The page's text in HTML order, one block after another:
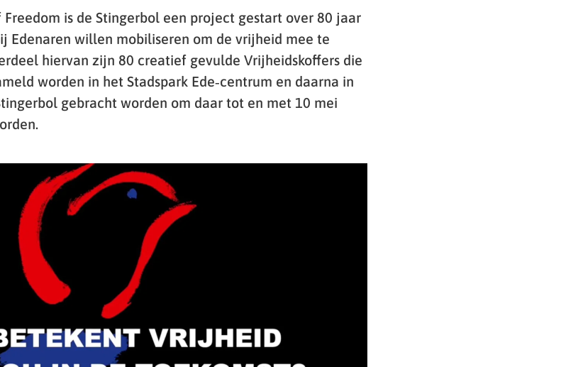
is de Stingerbol een project gestart over 80 jaar
Edenaren willen mobiliseren om de vrijheid mee te
hiervan zijn 80 creatief gevulde Vrijheidskoffers die
worden in het Stadspark Ede‑centrum en daarna in
gebracht worden om daar tot en met 10 mei